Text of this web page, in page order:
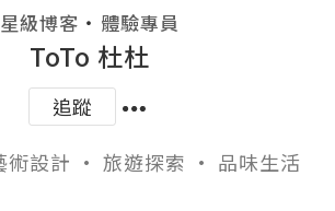
星級博客 ・ 體驗專員
ToTo 杜杜
追蹤